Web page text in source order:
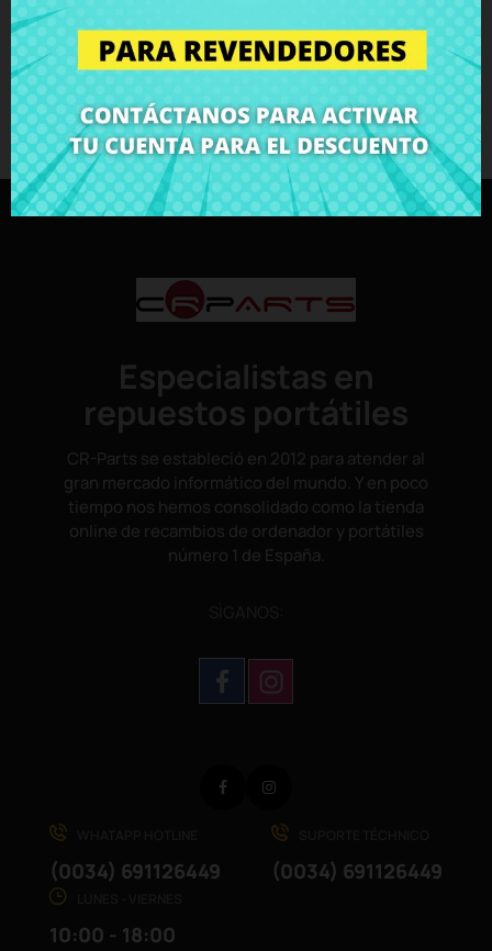
Para informar de un problema, el cliente debe mandar un
correo electrónico a info@crparts.es indicando el número
del pedido. También puede llamar al (+34) 691 1264 49 de
lunes a viernes de 10:00h a 18:00h. Rogamos que se tenga
el número del pedido a mano.
Especialistas en
repuestos portátiles
CR-Parts se estableció en 2012 para atender al
gran mercado informático del mundo. Y en poco
tiempo nos hemos consolidado como la tienda
online de recambios de ordenador y portátiles
número 1 de España.
(0034) 691126449 (0034) 691126449
10:00 - 18:00
Facebook